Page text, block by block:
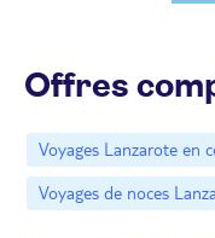
Offres
Voyages Lanzarote en
Voyages de noces